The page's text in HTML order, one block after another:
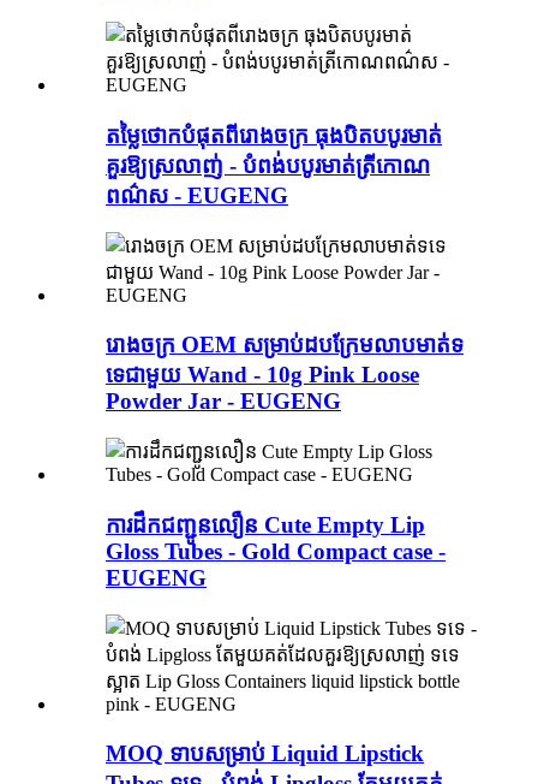
តម្លៃថោកបំផុតពីរោងចក្រ ធុងបិតបបូរមាត់
គួរឱ្យស្រលាញ់ - បំពង់បបូរមាត់ត្រីកោណ
ពណ៌ស - EUGENG
រោងចក្រ OEM សម្រាប់ដបក្រែមលាបមាត់ទ
ទេជាមួយ Wand - 10g Pink Loose
Powder Jar - EUGENG
ការដឹកជញ្ជូនលឿន Cute Empty Lip
Gloss Tubes - Gold Compact case -
EUGENG
MOQ ទាបសម្រាប់ Liquid Lipstick